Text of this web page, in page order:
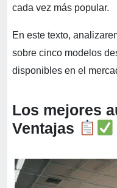
cada vez más popular.
En este texto,
sobre cinco modelos
disponibles en el
Los mejores
Ventajas